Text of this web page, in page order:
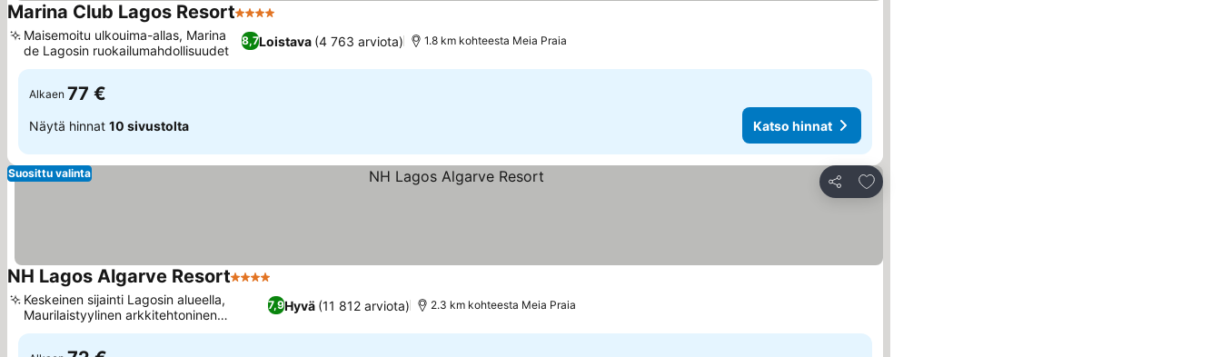
Marina Club Lagos Resort4 Tähtiluokitus
8,7Loistava (4 763 arviota)
Maisemoitu ulkouima-allas, Marina
de Lagosin ruokailumahdollisuudet
1.8 km kohteesta Meia Praia
Alkaen 77 €
Näytä hinnat 10 sivustolta Katso hinnat
Jaa
Lisää suosikkeihin
Suosittu valinta
NH Lagos Algarve Resort4 Tähtiluokitus
7,9Hyvä (11 812 arviota)
Keskeinen sijainti Lagosin alueella,
Maurilaistyylinen arkkitehtoninen
suunnittelu
2.3 km kohteesta Meia Praia